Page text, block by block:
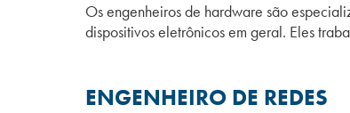
Os engenheiros de hardware são
dispositivos eletrônicos em geral. Eles
ENGENHEIRO DE REDES